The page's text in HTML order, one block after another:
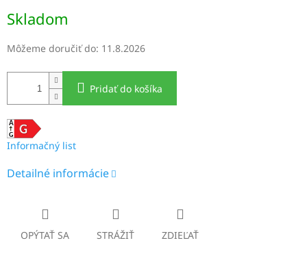
cena:
Skladom
Môžeme doručiť do: 11.8.2026
Pridať do košíka
Informačný list
Detailné informácie
OPÝTAŤ SA STRÁŽIŤ ZDIEĽAŤ